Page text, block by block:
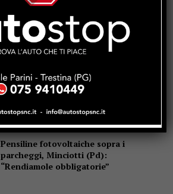
Pensiline fotovoltaiche sopra i
parcheggi, Minciotti (Pd):
“Rendiamole obbligatorie”